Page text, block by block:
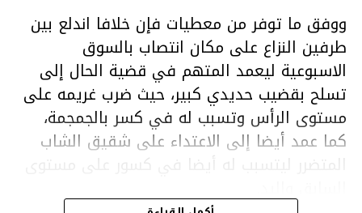
ووفق ما توفر من معطيات فإن خلافا اندلع بين
طرفين النزاع على مكان انتصاب بالسوق
الاسبوعية ليعمد المتهم في قضية الحال إلى
تسلح بقضيب حديدي كبير، حيث ضرب غريمه على
مستوى الرأس وتسبب له في كسر بالجمجمة،
كما عمد أيضا إلى الاعتداء على شقيق الشاب
المتضرر ليتسبب له أيضا في كسور على مستوى